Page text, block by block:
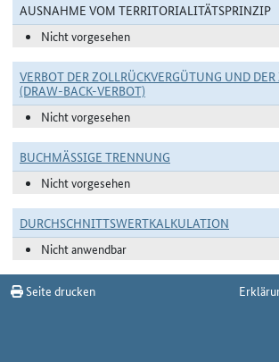
AUSNAHME VOM TERRITORIALITÄTSPRINZIP
Nicht vorgesehen
VERBOT DER ZOLLRÜCKVERGÜTUNG UND
(DRAW-BACK-VERBOT)
Nicht vorgesehen
BUCHMÄSSIGE TRENNUNG
Nicht vorgesehen
DURCHSCHNITTSWERTKALKULATION
Nicht anwendbar
Seite drucken